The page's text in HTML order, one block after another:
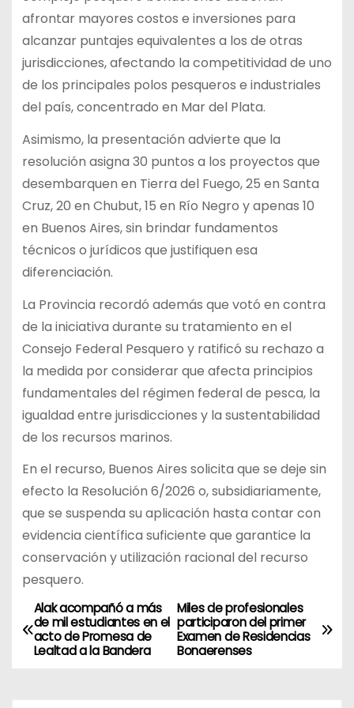
afrontar mayores costos e inversiones para
alcanzar puntajes equivalentes a los de otras
jurisdicciones, afectando la competitividad de uno
de los principales polos pesqueros e industriales
del país, concentrado en Mar del Plata.
Asimismo, la presentación advierte que la
resolución asigna 30 puntos a los proyectos que
desembarquen en Tierra del Fuego, 25 en Santa
Cruz, 20 en Chubut, 15 en Río Negro y apenas 10
en Buenos Aires, sin brindar fundamentos
técnicos o jurídicos que justifiquen esa
diferenciación.
La Provincia recordó además que votó en contra
de la iniciativa durante su tratamiento en el
Consejo Federal Pesquero y ratificó su rechazo a
la medida por considerar que afecta principios
fundamentales del régimen federal de pesca, la
igualdad entre jurisdicciones y la sustentabilidad
de los recursos marinos.
En el recurso, Buenos Aires solicita que se deje sin
efecto la Resolución 6/2026 o, subsidiariamente,
que se suspenda su aplicación hasta contar con
evidencia científica suficiente que garantice la
conservación y utilización racional del recurso
pesquero.
N
a
Miles de profesionales
participaron del primer
Examen de Residencias
Bonaerenses
Alak acompañó a más
de mil estudiantes en el
acto de Promesa de
Lealtad a la Bandera